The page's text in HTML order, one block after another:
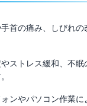
首の痛み、しびれの
ストレス緩和、不
ンやパソコン作業に